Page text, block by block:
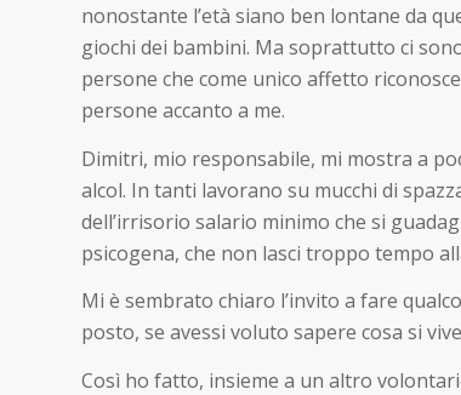
nonostante l’età siano ben lontane da
giochi dei bambini. Ma soprattutto ci
persone che come unico affetto
persone accanto a me.
Dimitri, mio responsabile, mi mostra a
alcol. In tanti lavorano su mucchi di
dell’irrisorio salario minimo che si
psicogena, che non lasci troppo tempo
Mi è sembrato chiaro l’invito a fare
posto, se avessi voluto sapere cosa si
Così ho fatto, insieme a un altro